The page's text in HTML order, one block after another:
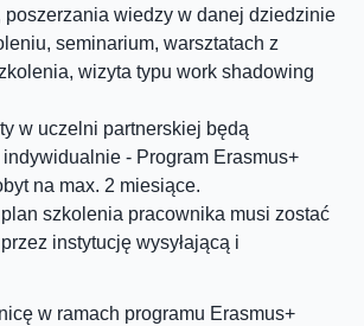
poszerzania wiedzy w danej dziedzinie
seminarium, warsztatach z
wizyta typu work shadowing
w uczelni partnerskiej będą
- Program Erasmus+
na max. 2 miesiące.
szkolenia pracownika musi zostać
instytucję wysyłającą i
w ramach programu Erasmus+